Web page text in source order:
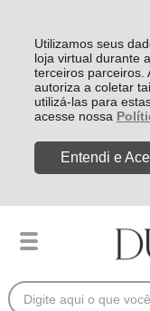
Utilizamos seus
loja virtual durante
terceiros parceiros.
autoriza a coletar
utilizá-las para
acesse nossa
Entendi e